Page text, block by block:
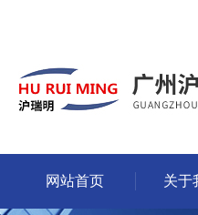
网站首页 关于